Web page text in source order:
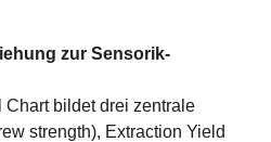
zur Sensorik-
bildet drei zentrale
strength), Extraction Yield